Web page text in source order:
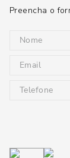
Preencha o